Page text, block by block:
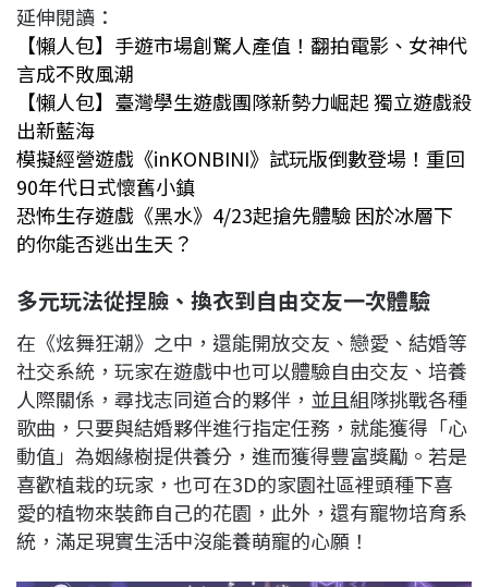
延伸閱讀：
【懶人包】手遊市場創驚人產值！翻拍電影、女神代
言成不敗風潮
【懶人包】臺灣學生遊戲團隊新勢力崛起 獨立遊戲殺
出新藍海
模擬經營遊戲《inKONBINI》試玩版倒數登場！重回
90年代日式懷舊小鎮
恐怖生存遊戲《黑水》4/23起搶先體驗 困於冰層下
的你能否逃出生天？
多元玩法從捏臉、換衣到自由交友一次體驗
在《炫舞狂潮》之中，還能開放交友、戀愛、結婚等
社交系統，玩家在遊戲中也可以體驗自由交友、培養
人際關係，尋找志同道合的夥伴，並且組隊挑戰各種
歌曲，只要與結婚夥伴進行指定任務，就能獲得「心
動值」為姻緣樹提供養分，進而獲得豐富獎勵。若是
喜歡植栽的玩家，也可在3D的家園社區裡頭種下喜
愛的植物來裝飾自己的花園，此外，還有寵物培育系
統，滿足現實生活中沒能養萌寵的心願！